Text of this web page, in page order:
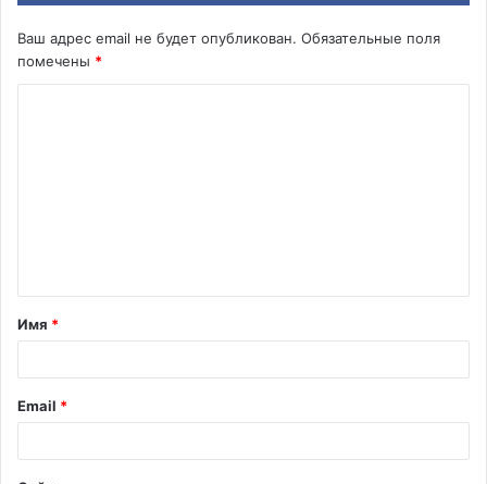
Ваш адрес email не будет опубликован. Обязательные поля
помечены *
т
а
й
*
Имя *
Email *